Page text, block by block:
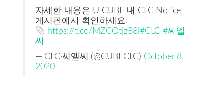
자세한 내용은 U CUBE 내 CLC Notice
게시판에서 확인하세요!
https://t.co/MZGOtjzB8l #CLC #씨엘
씨
— CLC·씨엘씨 (@CUBECLC) October 8,
2020